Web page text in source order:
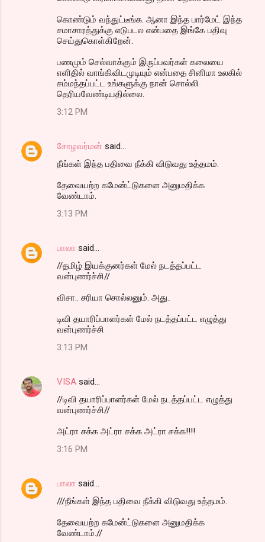
கொண்டும் வந்துட்டீங்க. ஆனா இந்த பார்மேட் இந்த
சமாசாரத்துக்கு எடுபடல என்பதை இங்கே பதிவு
செய்துகொள்கிறேன்.
பணமும் செல்வாக்கும் இருப்பவர்கள் கலையை
எளிதில் வாங்கிவிடமுடியும் என்பதை சினிமா உலகில்
சம்மந்தப்பட்ட உங்களுக்கு நான் சொல்லி
தெரியவேண்டியதில்லை.
3:12 PM
சோழவர்மன் said…
நீங்கள் இந்த பதிவை நீக்கி விடுவது உத்தமம்.
தேவையற்ற கமேன்ட்டுகளை அனுமதிக்க
வேண்டாம்.
3:13 PM
பாலா said…
//தமிழ் இயக்குனர்கள் மேல் நடத்தப்பட்ட
வன்புணர்ச்சி//
விசா.. சரியா சொல்லனும். அது..
டிவி தயாரிப்பாளர்கள் மேல் நடத்தப்பட்ட எழுத்து
வன்புணர்ச்சி
3:13 PM
VISA said…
//டிவி தயாரிப்பாளர்கள் மேல் நடத்தப்பட்ட எழுத்து
வன்புணர்ச்சி//
அட்ரா சக்க அட்ரா சக்க அட்ரா சக்க!!!!
3:16 PM
பாலா said…
///நீங்கள் இந்த பதிவை நீக்கி விடுவது உத்தமம்.
தேவையற்ற கமேன்ட்டுகளை அனுமதிக்க
வேண்டாம்.//